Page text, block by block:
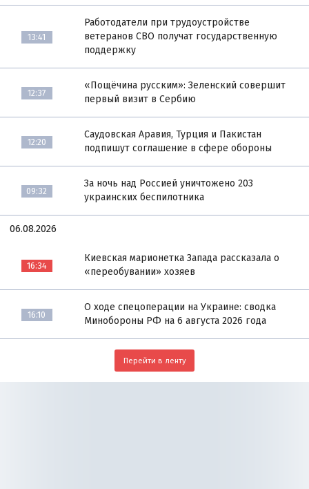
13:41
Работодатели при трудоустройстве
ветеранов СВО получат государственную
поддержку
12:37
«Пощёчина русским»: Зеленский совершит
первый визит в Сербию
12:20
Саудовская Аравия, Турция и Пакистан
подпишут соглашение в сфере обороны
09:32
За ночь над Россией уничтожено 203
украинских беспилотника
06.08.2026
16:34
Киевская марионетка Запада рассказала о
«переобувании» хозяев
16:10
О ходе спецоперации на Украине: сводка
Минобороны РФ на 6 августа 2026 года
Перейти в ленту